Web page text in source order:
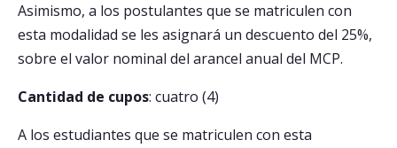
Asimismo, a los postulantes que se matriculen con
esta modalidad se les asignará un descuento del 25%,
sobre el valor nominal del arancel anual del MCP.
Cantidad de cupos: cuatro (4)
A los estudiantes que se matriculen con esta